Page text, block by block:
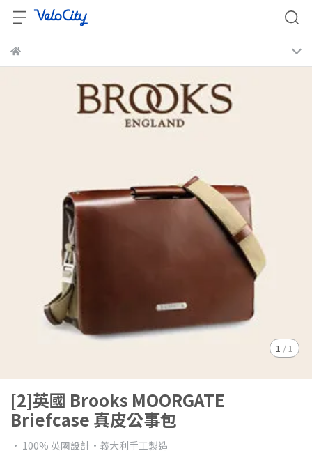
1 / 1
[2]英國 Brooks MOORGATE
Briefcase 真皮公事包
• 100% 英國設計•義大利手工製造